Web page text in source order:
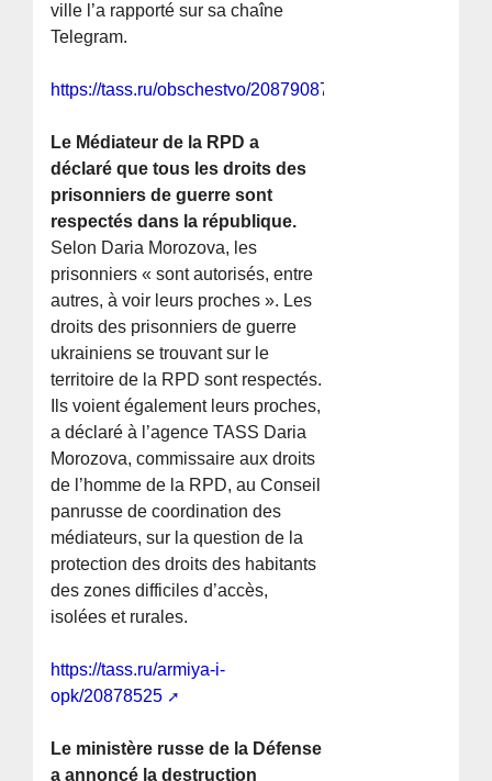
ville l’a rapporté sur sa chaîne
Telegram.
https://tass.ru/obschestvo/20879087
Le Médiateur de la RPD a
déclaré que tous les droits des
prisonniers de guerre sont
respectés dans la république.
Selon Daria Morozova, les
prisonniers « sont autorisés, entre
autres, à voir leurs proches ». Les
droits des prisonniers de guerre
ukrainiens se trouvant sur le
territoire de la RPD sont respectés.
Ils voient également leurs proches,
a déclaré à l’agence TASS Daria
Morozova, commissaire aux droits
de l’homme de la RPD, au Conseil
panrusse de coordination des
médiateurs, sur la question de la
protection des droits des habitants
des zones difficiles d’accès,
isolées et rurales.
https://tass.ru/armiya-i-
opk/20878525
Le ministère russe de la Défense
a annoncé la destruction